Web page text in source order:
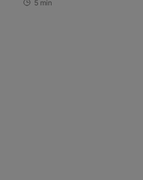
5 min